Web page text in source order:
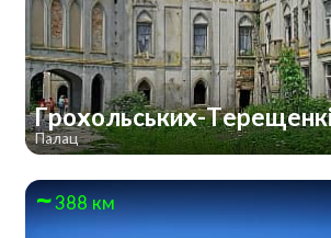
Грохольських-
Палац
388 км